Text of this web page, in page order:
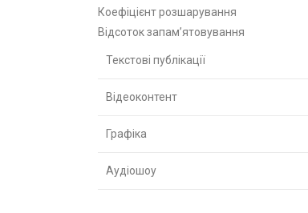
Коефіцієнт розшарування
Відсоток запам’ятовування
Текстові публікації
Відеоконтент
Графіка
Аудіошоу